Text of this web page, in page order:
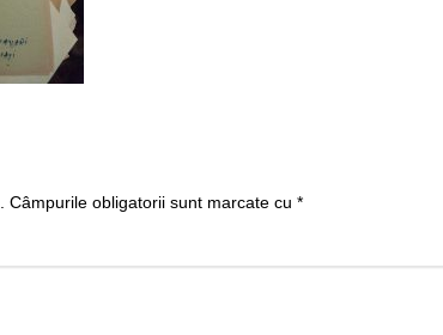
Câmpurile obligatorii sunt marcate cu *